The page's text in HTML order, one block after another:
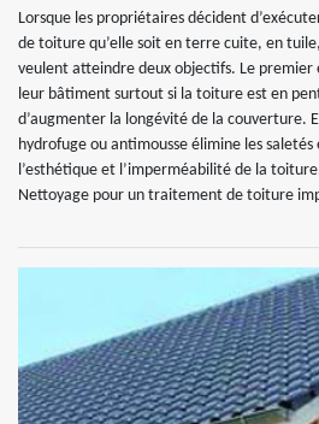
Lorsque les propriétaires décident
de toiture qu’elle soit en terre cuite, en
veulent atteindre deux objectifs. Le premier
leur bâtiment surtout si la toiture est en
d’augmenter la longévité de la couverture.
hydrofuge ou antimousse élimine les
l’esthétique et l’imperméabilité de la
Nettoyage pour un traitement de toiture